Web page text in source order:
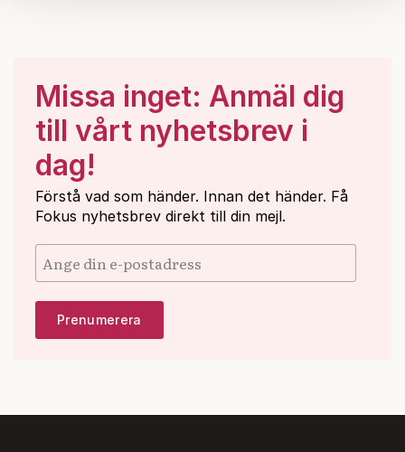
Missa inget: Anmäl dig
till vårt nyhetsbrev i
dag!
Förstå vad som händer. Innan det händer. Få
Fokus nyhetsbrev direkt till din mejl.